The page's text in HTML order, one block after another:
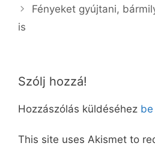
Fényeket gyújtani,
is
Szólj hozzá!
Hozzászólás küldéséhez
This site uses Akismet to